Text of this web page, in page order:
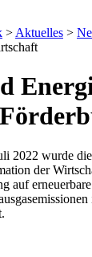
> Aktuelles >
2022 wurde
der
auf